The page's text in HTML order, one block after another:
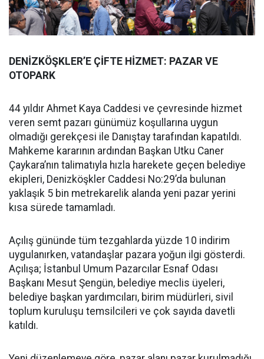
DENİZKÖŞKLER’E ÇİFTE HİZMET: PAZAR VE
OTOPARK
44 yıldır Ahmet Kaya Caddesi ve çevresinde hizmet
veren semt pazarı günümüz koşullarına uygun
olmadığı gerekçesi ile Danıştay tarafından kapatıldı.
Mahkeme kararının ardından Başkan Utku Caner
Çaykara’nın talimatıyla hızla harekete geçen belediye
ekipleri, Denizköşkler Caddesi No:29’da bulunan
yaklaşık 5 bin metrekarelik alanda yeni pazar yerini
kısa sürede tamamladı.
Açılış gününde tüm tezgahlarda yüzde 10 indirim
uygulanırken, vatandaşlar pazara yoğun ilgi gösterdi.
Açılışa; İstanbul Umum Pazarcılar Esnaf Odası
Başkanı Mesut Şengün, belediye meclis üyeleri,
belediye başkan yardımcıları, birim müdürleri, sivil
toplum kuruluşu temsilcileri ve çok sayıda davetli
katıldı.